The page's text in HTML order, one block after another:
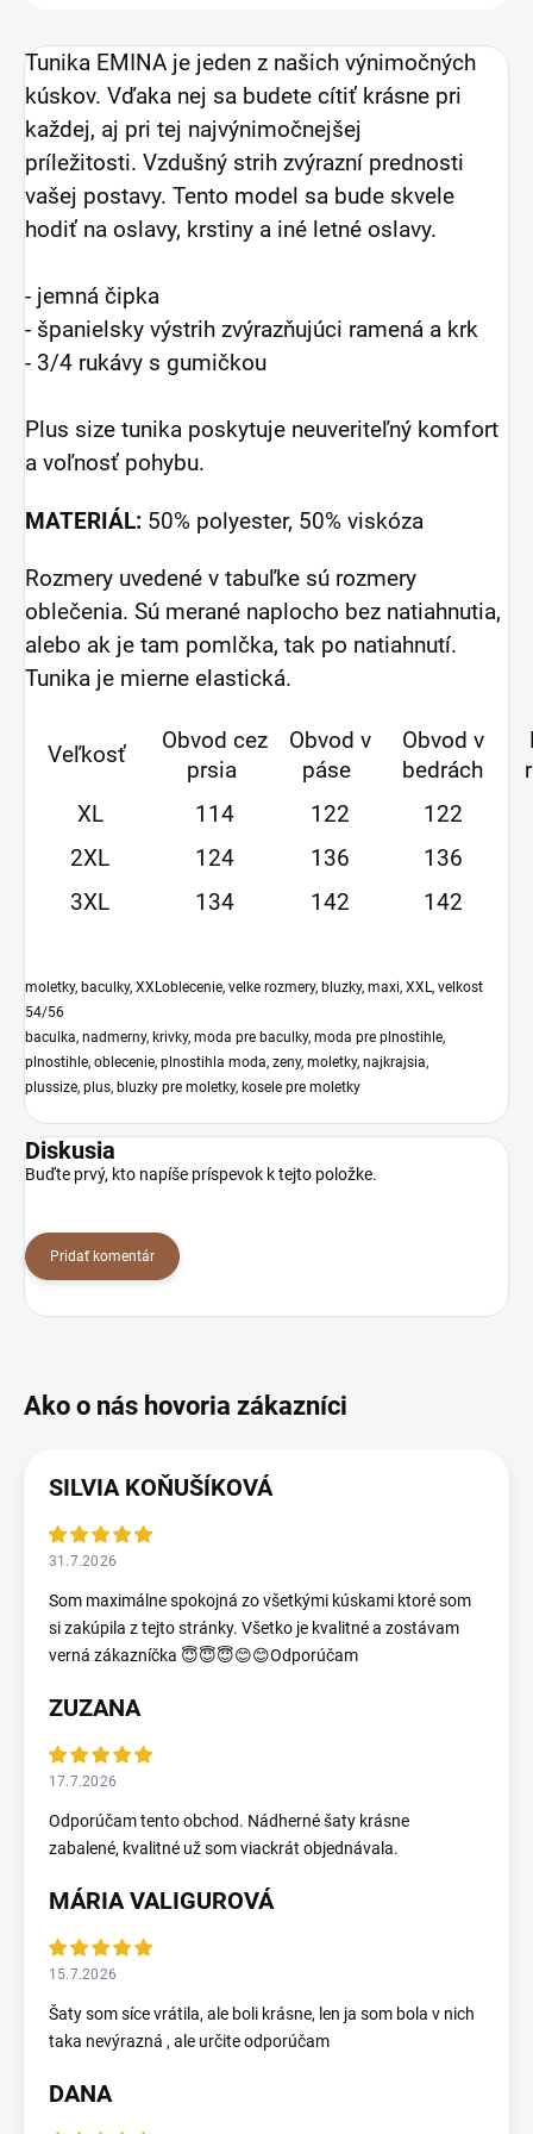
Tunika EMINA je jeden z našich výnimočných
kúskov. Vďaka nej sa budete cítiť krásne pri
každej, aj pri tej najvýnimočnejšej
príležitosti. Vzdušný strih zvýrazní prednosti
vašej postavy. Tento model sa bude skvele
hodiť na oslavy, krstiny a iné letné oslavy.
- jemná čipka
- španielsky výstrih zvýrazňujúci ramená a krk
- 3/4 rukávy s gumičkou
Plus size tunika poskytuje neuveriteľný komfort
a voľnosť pohybu.
MATERIÁL: 50% polyester, 50% viskóza
Rozmery uvedené v tabuľke sú rozmery
oblečenia. Sú merané naplocho bez natiahnutia,
alebo ak je tam pomlčka, tak po natiahnutí.
Tunika je mierne elastická.
Veľkosť
Obvod cez
prsia
Obvod v
páse
Obvod v
bedrách
XL
114 122
122
2XL
124 136
136
3XL
134 142 142
moletky, baculky, XXLoblecenie, velke rozmery, bluzky, maxi, XXL, velkost
54/56
baculka, nadmerny, krivky, moda pre baculky, moda pre plnostihle,
plnostihle, oblecenie, plnostihla moda, zeny, moletky, najkrajsia,
plussize, plus, bluzky pre moletky, kosele pre moletky
Diskusia
Buďte prvý, kto napíše príspevok k tejto položke.
Pridať komentár
SILVIA KOŇUŠÍKOVÁ
31.7.2026
Som maximálne spokojná zo všetkými kúskami ktoré som
si zakúpila z tejto stránky. Všetko je kvalitné a zostávam
verná zákazníčka 😇😇😇😊😊Odporúčam
ZUZANA
17.7.2026
Odporúčam tento obchod. Nádherné šaty krásne
zabalené, kvalitné už som viackrát objednávala.
MÁRIA VALIGUROVÁ
15.7.2026
Šaty som síce vrátila, ale boli krásne, len ja som bola v nich
taka nevýrazná , ale určite odporúčam
DANA